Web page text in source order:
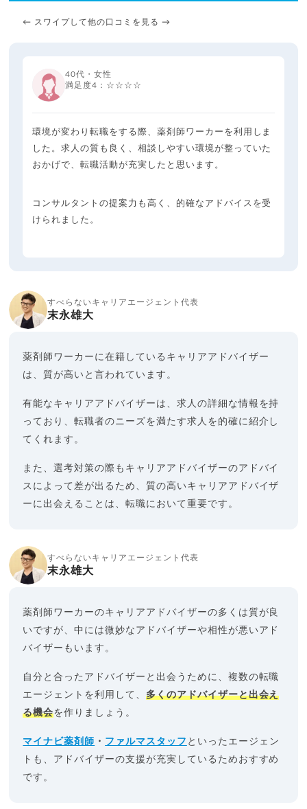
← スワイプして他の口コミを見る →
40代・女性
満足度4：☆☆☆☆
環境が変わり転職をする際、薬剤師ワーカーを利用しま
した。求人の質も良く、相談しやすい環境が整っていた
おかげで、転職活動が充実したと思います。
コンサルタントの提案力も高く、的確なアドバイスを受
けられました。
すべらないキャリアエージェント代表
末永雄大
薬剤師ワーカーに在籍しているキャリアアドバイザー
は、質が高いと言われています。
有能なキャリアアドバイザーは、求人の詳細な情報を持
っており、転職者のニーズを満たす求人を的確に紹介し
てくれます。
また、選考対策の際もキャリアアドバイザーのアドバイ
スによって差が出るため、質の高いキャリアアドバイザ
ーに出会えることは、転職において重要です。
すべらないキャリアエージェント代表
末永雄大
薬剤師ワーカーのキャリアアドバイザーの多くは質が良
いですが、中には微妙なアドバイザーや相性が悪いアド
バイザーもいます。
自分と合ったアドバイザーと出会うために、複数の転職
エージェントを利用して、 多くのアドバイザーと出会え
る機会を作りましょう。
マイナビ薬剤師 ・ ファルマスタッフ といったエージェン
トも、アドバイザーの支援が充実しているためおすすめ
です。